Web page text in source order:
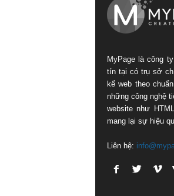
MyPage là công
tín tại có trụ sở
kế web theo
những công nghệ
website như
mang lại sự hiệu
Liên hệ: